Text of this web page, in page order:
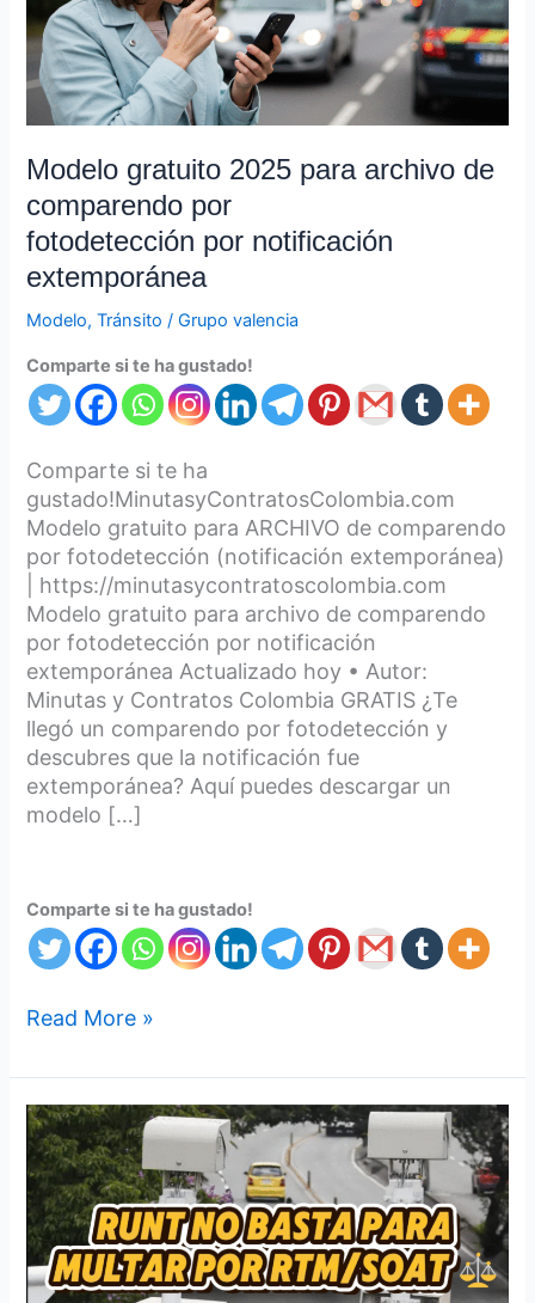
Modelo gratuito 2025 para archivo de
comparendo por
fotodetección por notificación
extemporánea
Modelo,Tránsito /Grupo valencia
Comparte si te ha gustado!
Comparte si te ha
gustado!MinutasyContratosColombia.com
Modelo gratuito para ARCHIVO de comparendo
por fotodetección (notificación extemporánea)
| https://minutasycontratoscolombia.com
Modelo gratuito para archivo de comparendo
por fotodetección por notificación
extemporánea Actualizado hoy • Autor:
Minutas y Contratos Colombia GRATIS ¿Te
llegó un comparendo por fotodetección y
descubres que la notificación fue
extemporánea? Aquí puedes descargar un
modelo […]
Comparte si te ha gustado!
comparendo
por
fotodetección por notificación
extemporánea
Read More »
Sentencia
17
de
julio
de
2025:
RUNT